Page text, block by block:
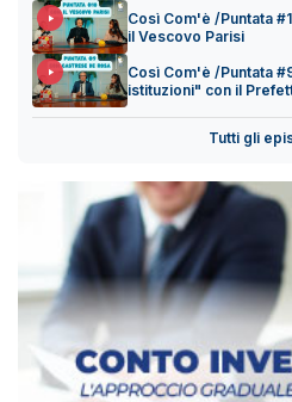
Così Com'è /Puntata
il Vescovo Parisi
Così Com'è /Puntata
istituzioni" con il
Tutti gli